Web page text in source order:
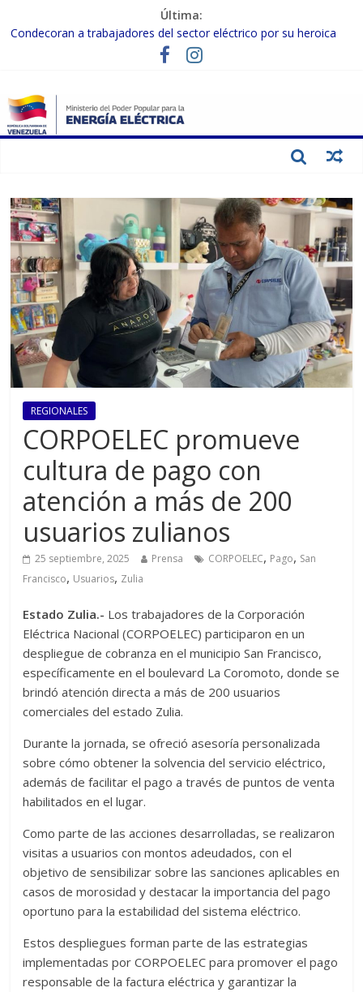
Última:
Condecoran a trabajadores del sector eléctrico por su heroica
labor tras el doble sismo del 24-J
Gobierno Nacional coordina acciones con el sector privado para
Inspeccionan trabajos de rehabilitación en instalaciones del SEN
en Carabobo
Gobierno Nacional activa plan preventivo para fortalecer el SEN
REGIONALES
CORPOELEC promueve
cultura de pago con
atención a más de 200
usuarios zulianos
25 septiembre, 2025 Prensa CORPOELEC, Pago, San
Francisco, Usuarios, Zulia
Estado Zulia.- Los trabajadores de la Corporación
Eléctrica Nacional (CORPOELEC) participaron en un
despliegue de cobranza en el municipio San Francisco,
específicamente en el boulevard La Coromoto, donde se
brindó atención directa a más de 200 usuarios
comerciales del estado Zulia.
Durante la jornada, se ofreció asesoría personalizada
sobre cómo obtener la solvencia del servicio eléctrico,
además de facilitar el pago a través de puntos de venta
habilitados en el lugar.
Como parte de las acciones desarrolladas, se realizaron
visitas a usuarios con montos adeudados, con el
objetivo de sensibilizar sobre las sanciones aplicables en
casos de morosidad y destacar la importancia del pago
oportuno para la estabilidad del sistema eléctrico.
Estos despliegues forman parte de las estrategias
implementadas por CORPOELEC para promover el pago
responsable de la factura eléctrica y garantizar la